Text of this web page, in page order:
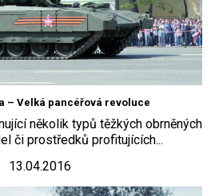
– Velká pancéřová revoluce
několik typů těžkých obrněných
či prostředků profitujících...
13.04.2016